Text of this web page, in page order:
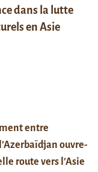
dans la lutte
en Asie
entre
ouvre-
route vers l’Asie